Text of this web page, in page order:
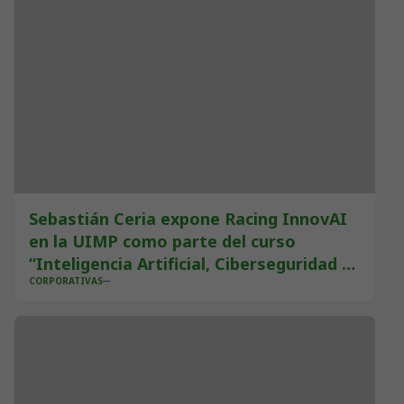
Sebastián Ceria expone Racing InnovAI
en la UIMP como parte del curso
“Inteligencia Artificial, Ciberseguridad y
Supercomputación”
CORPORATIVAS